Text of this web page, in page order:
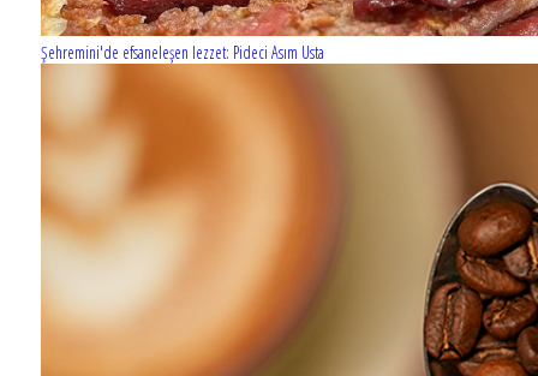
Şehremini'de efsaneleşen lezzet: Pideci Asım Usta